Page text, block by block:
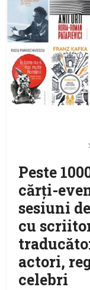
Peste
cărți-
sesiuni
cu
actori,
celebri